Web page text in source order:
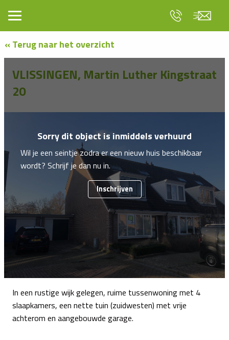
« Terug naar het overzicht
Sorry dit object is inmiddels verhuurd
Wil je een seintje zodra er een nieuw huis beschikbaar
wordt? Schrijf je dan nu in.
Inschrijven
VLISSINGEN, Martin Luther Kingstraat
20
In een rustige wijk gelegen, ruime tussenwoning met 4
slaapkamers, een nette tuin (zuidwesten) met vrije
achterom en aangebouwde garage.